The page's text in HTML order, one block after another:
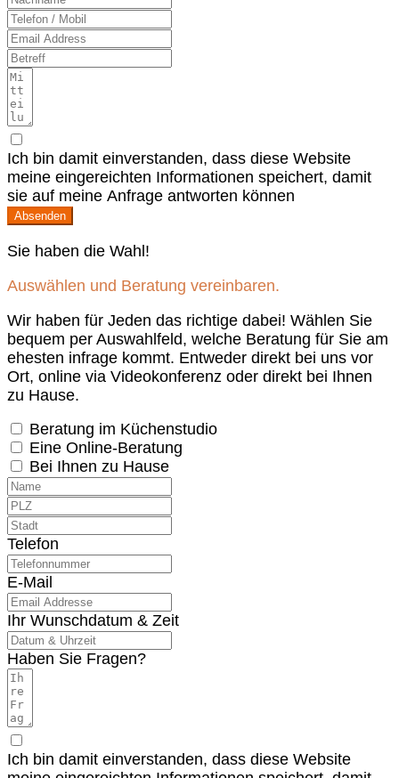
Ich bin damit einverstanden, dass diese Website
meine eingereichten Informationen speichert, damit
sie auf meine Anfrage antworten können
Absenden
Sie haben die Wahl!
Auswählen und Beratung vereinbaren.
Wir haben für Jeden das richtige dabei! Wählen Sie
bequem per Auswahlfeld, welche Beratung für Sie am
ehesten infrage kommt. Entweder direkt bei uns vor
Ort, online via Videokonferenz oder direkt bei Ihnen
zu Hause.
Beratung im Küchenstudio
Eine Online-Beratung
Bei Ihnen zu Hause
Telefon
E-Mail
Ihr Wunschdatum & Zeit
Haben Sie Fragen?
Ich bin damit einverstanden, dass diese Website